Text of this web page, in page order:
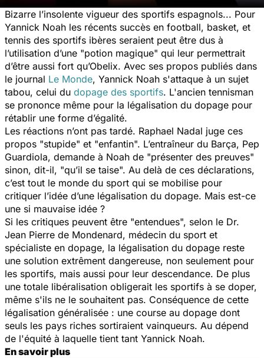
Bizarre l’insolente vigueur des sportifs espagnols... Pour
Yannick Noah les récents succès en football, basket, et
tennis des sportifs ibères seraient peut être dus à
l’utilisation d’une "potion magique" qui leur permettrait
d’être aussi fort qu’Obelix. Avec ses propos publiés dans
le journal Le Monde, Yannick Noah s'attaque à un sujet
tabou, celui du dopage des sportifs. L'ancien tennisman
se prononce même pour la légalisation du dopage pour
rétablir une forme d’égalité.
Les réactions n’ont pas tardé. Raphael Nadal juge ces
propos "stupide" et "enfantin". L’entraîneur du Barça, Pep
Guardiola, demande à Noah de "présenter des preuves"
sinon, dit-il, "qu’il se taise". Au delà de ces déclarations,
c’est tout le monde du sport qui se mobilise pour
critiquer l’idée d’une légalisation du dopage. Mais est-ce
une si mauvaise idée ?
Si les critiques peuvent être "entendues", selon le Dr.
Jean Pierre de Mondenard, médecin du sport et
spécialiste en dopage, la légalisation du dopage reste
une solution extrêment dangereuse, non seulement pour
les sportifs, mais aussi pour leur descendance. De plus
une totale libéralisation obligerait les sportifs à se doper,
même s'ils ne le souhaitent pas. Conséquence de cette
légalisation généralisée : une course au dopage dont
seuls les pays riches sortiraient vainqueurs. Au dépend
de l'équité à laquelle tient tant Yannick Noah.
En savoir plus